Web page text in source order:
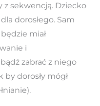
z sekwencją. Dziecko
dorosłego. Sam
miał
i
zabrać z niego
dorosły mógł